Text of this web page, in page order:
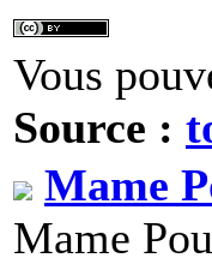
Vous
Source :
Mame
Mame